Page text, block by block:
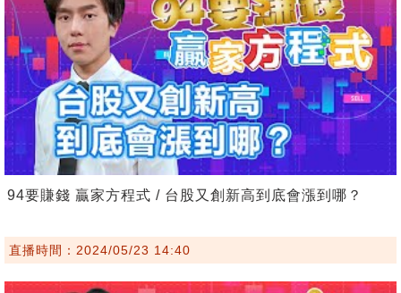
94要賺錢 贏家方程式 / 台股又創新高到底會漲到哪？
直播時間：2024/05/23 14:40